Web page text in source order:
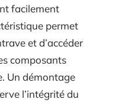
facilement
permet
et d’accéder
composants
Un démontage
l’intégrité du